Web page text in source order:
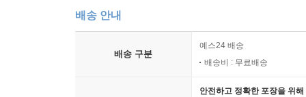
배송 안내
배송 구분
예스24 배송
배송비 : 무료배송
안전하고 정확한 포장을 위